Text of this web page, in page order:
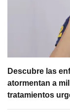
Descubre las
atormentan a
tratamientos